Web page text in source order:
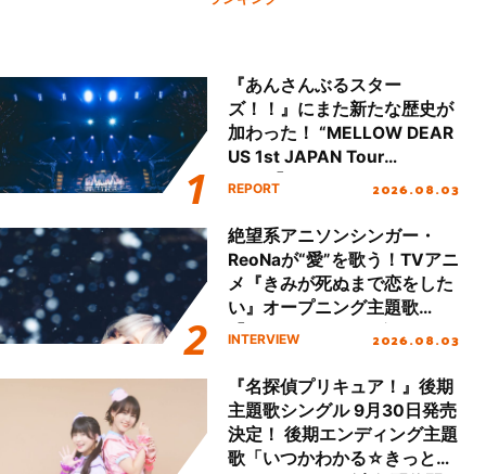
『あんさんぶるスター
ズ！！』にまた新たな歴史が
加わった！ “MELLOW DEAR
US 1st JAPAN Tour
Final「NICE to meet YOU
ート!!
REPORT 2026.08.03
絶望系アニソンシンガー・
ReoNaが“愛”を歌う！TVアニ
メ『きみが死ぬまで恋をした
い』オープニング主題歌
「Amore」インタビュー
INTERVIEW 2026.08.03
『名探偵プリキュア！』後期
主題歌シングル 9月30日発売
決定！ 後期エンディング主題
歌「いつかわかる☆きっとあ